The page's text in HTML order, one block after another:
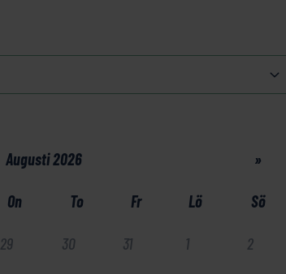
Augusti 2026 »
On To Fr Lö Sö
29 30 31 1 2